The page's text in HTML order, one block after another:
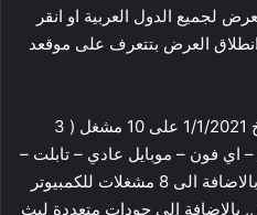
لجميع الدول العربية او انقر
العرض بتتعرف على موقعد
مشاهدة عرض سماك داون بتاريخ 1/1/2021 على 10 مشغل ( 3
اي فون – موبايل عادي – تابلت –
وجميع انواع الهواتف المحمولة ) بالاضافة الى 8 مشغلات للكمبيوتر
بالاضافة الى جودات متعددة لبث